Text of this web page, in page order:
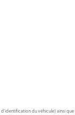
du véhicule) ainsi